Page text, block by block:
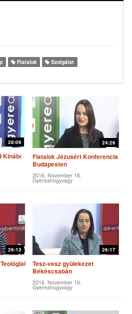
Fiatalok
Szolgálat
28:06 24:26
Fiatalok Jézusért Konferencia
Budapesten
2016. November 16.
Gyereahogyvagy
26:13 26:17
Tesz-vesz gyülekezet
Békéscsabán
2016. November 16.
Gyereahogyvagy